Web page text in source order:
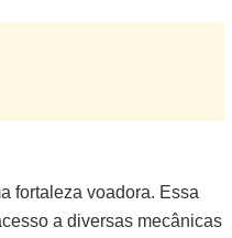
fortaleza voadora. Essa
a diversas mecânicas